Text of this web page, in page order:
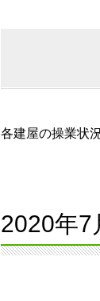
各建屋の操業状
2020年7